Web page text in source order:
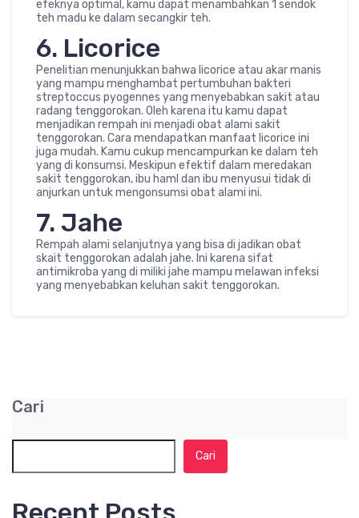
efeknya optimal, kamu dapat menambahkan 1 sendok
teh madu ke dalam secangkir teh.
6. Licorice
Penelitian menunjukkan bahwa licorice atau akar manis
yang mampu menghambat pertumbuhan bakteri
streptoccus pyogennes yang menyebabkan sakit atau
radang tenggorokan. Oleh karena itu kamu dapat
menjadikan rempah ini menjadi obat alami sakit
tenggorokan. Cara mendapatkan manfaat licorice ini
juga mudah. Kamu cukup mencampurkan ke dalam teh
yang di konsumsi. Meskipun efektif dalam meredakan
sakit tenggorokan, ibu haml dan ibu menyusui tidak di
anjurkan untuk mengonsumsi obat alami ini.
7. Jahe
Rempah alami selanjutnya yang bisa di jadikan obat
skait tenggorokan adalah jahe. Ini karena sifat
antimikroba yang di miliki jahe mampu melawan infeksi
yang menyebabkan keluhan sakit tenggorokan.
Cari
Cari